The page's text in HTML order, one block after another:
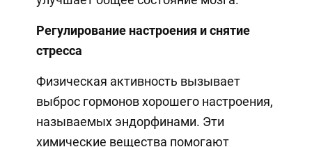
Регулирование настроения и снятие
стресса
Физическая активность вызывает
выброс гормонов хорошего настроения,
называемых эндорфинами. Эти
химические вещества помогают